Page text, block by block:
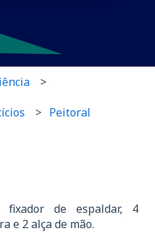
campo de pesquisa está
Peitoral
de espaldar, 4
e 2 alça de mão.